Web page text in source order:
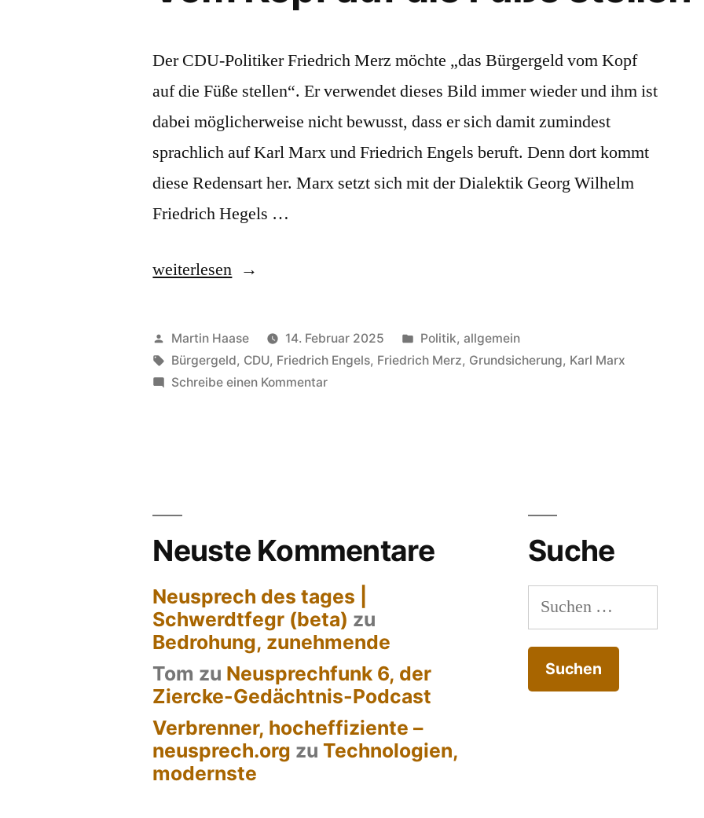
Der CDU-Politiker Friedrich Merz möchte „das Bürgergeld vom Kopf
auf die Füße stellen“. Er verwendet dieses Bild immer wieder und ihm ist
dabei möglicherweise nicht bewusst, dass er sich damit zumindest
sprachlich auf Karl Marx und Friedrich Engels beruft. Denn dort kommt
diese Redensart her. Marx setzt sich mit der Dialektik Georg Wilhelm
Friedrich Hegels …
„Vom
auf
die
Füße
weiterlesen
Veröffentlicht
von
Martin Haase 14. Februar 2025
Veröffentlicht
in
Politik, allgemein
Schlagwörter:
Bürgergeld, CDU, Friedrich Engels, Friedrich Merz, Grundsicherung, Karl Marx
Schreibe einen Kommentarzu
Neuste Kommentare
Neusprech des tages |
Schwerdtfegr (beta) zu
Bedrohung, zunehmende
Tom zu Neusprechfunk 6, der
Ziercke-Gedächtnis-Podcast
Verbrenner, hocheffiziente –
neusprech.org zuTechnologien,
modernste
Suche
Suchen
nach: